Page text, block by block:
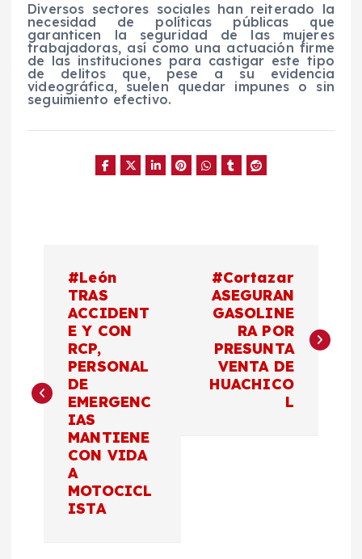
Diversos sectores sociales han reiterado la
necesidad de políticas públicas que
garanticen la seguridad de las mujeres
trabajadoras, así como una actuación firme
de las instituciones para castigar este tipo
de delitos que, pese a su evidencia
videográfica, suelen quedar impunes o sin
seguimiento efectivo.
e
#León
TRAS
ACCIDENT
E Y CON
RCP,
PERSONAL
DE
EMERGENC
IAS
MANTIENE
CON VIDA
A
MOTOCICL
ISTA
#Cortazar
ASEGURAN
GASOLINE
RA POR
PRESUNTA
VENTA DE
HUACHICO
L